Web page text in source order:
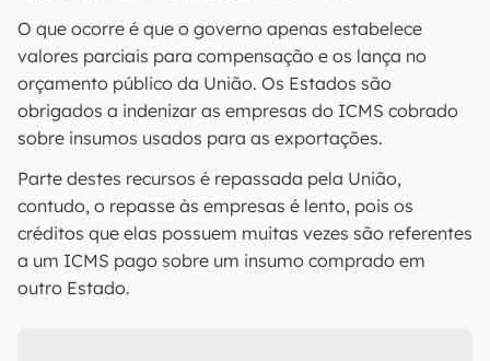
O que ocorre é que o governo apenas estabelece
valores parciais para compensação e os lança no
orçamento público da União. Os Estados são
obrigados a indenizar as empresas do ICMS cobrado
sobre insumos usados para as exportações.
Parte destes recursos é repassada pela União,
contudo, o repasse às empresas é lento, pois os
créditos que elas possuem muitas vezes são referentes
a um ICMS pago sobre um insumo comprado em
outro Estado.